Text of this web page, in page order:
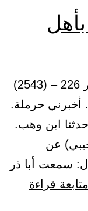
56 – باب وصية النبي ﷺ بأهل مصر 226 – (2543)
أخبرني حرملة.
ابن وهب.
عن
سمعت أبا ذر
متابعة قراءة